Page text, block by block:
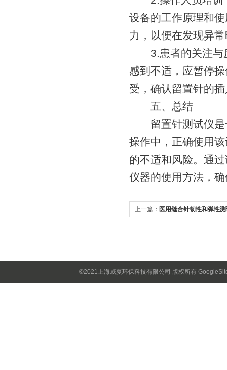
设备的工作原理和
力，以便在发现异
3.患者的关注与反
感到不适，应暂停
受，确认留置针的
五、总结
留置针测试仪是
操作中，正确使用
的不适和风险。通
仪器的使用方法，
上一篇： 医用缝合针韧性和弹性
©2021上海威夏环保科技有限公司 版权所有